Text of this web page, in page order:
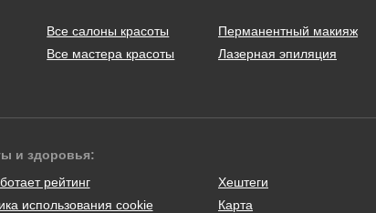
Все салоны красоты
Все мастера красоты
Перманентный макияж
Лазерная эпиляция
и здоровья:
рейтинг
использования cookie
Хештеги
Карта